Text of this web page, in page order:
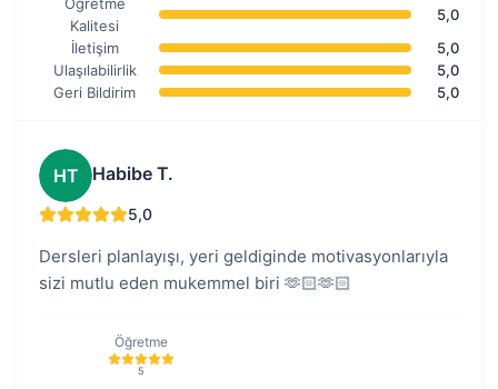
Kalitesi
5,0
İletişim
5,0
Ulaşılabilirlik
5,0
Geri Bildirim
5,0
HT Habibe T.
5,0
Dersleri planlayışı, yeri geldiginde motivasyonlarıyla
sizi mutlu eden mukemmel biri 🫶🏻🫶🏻
Öğretme
5